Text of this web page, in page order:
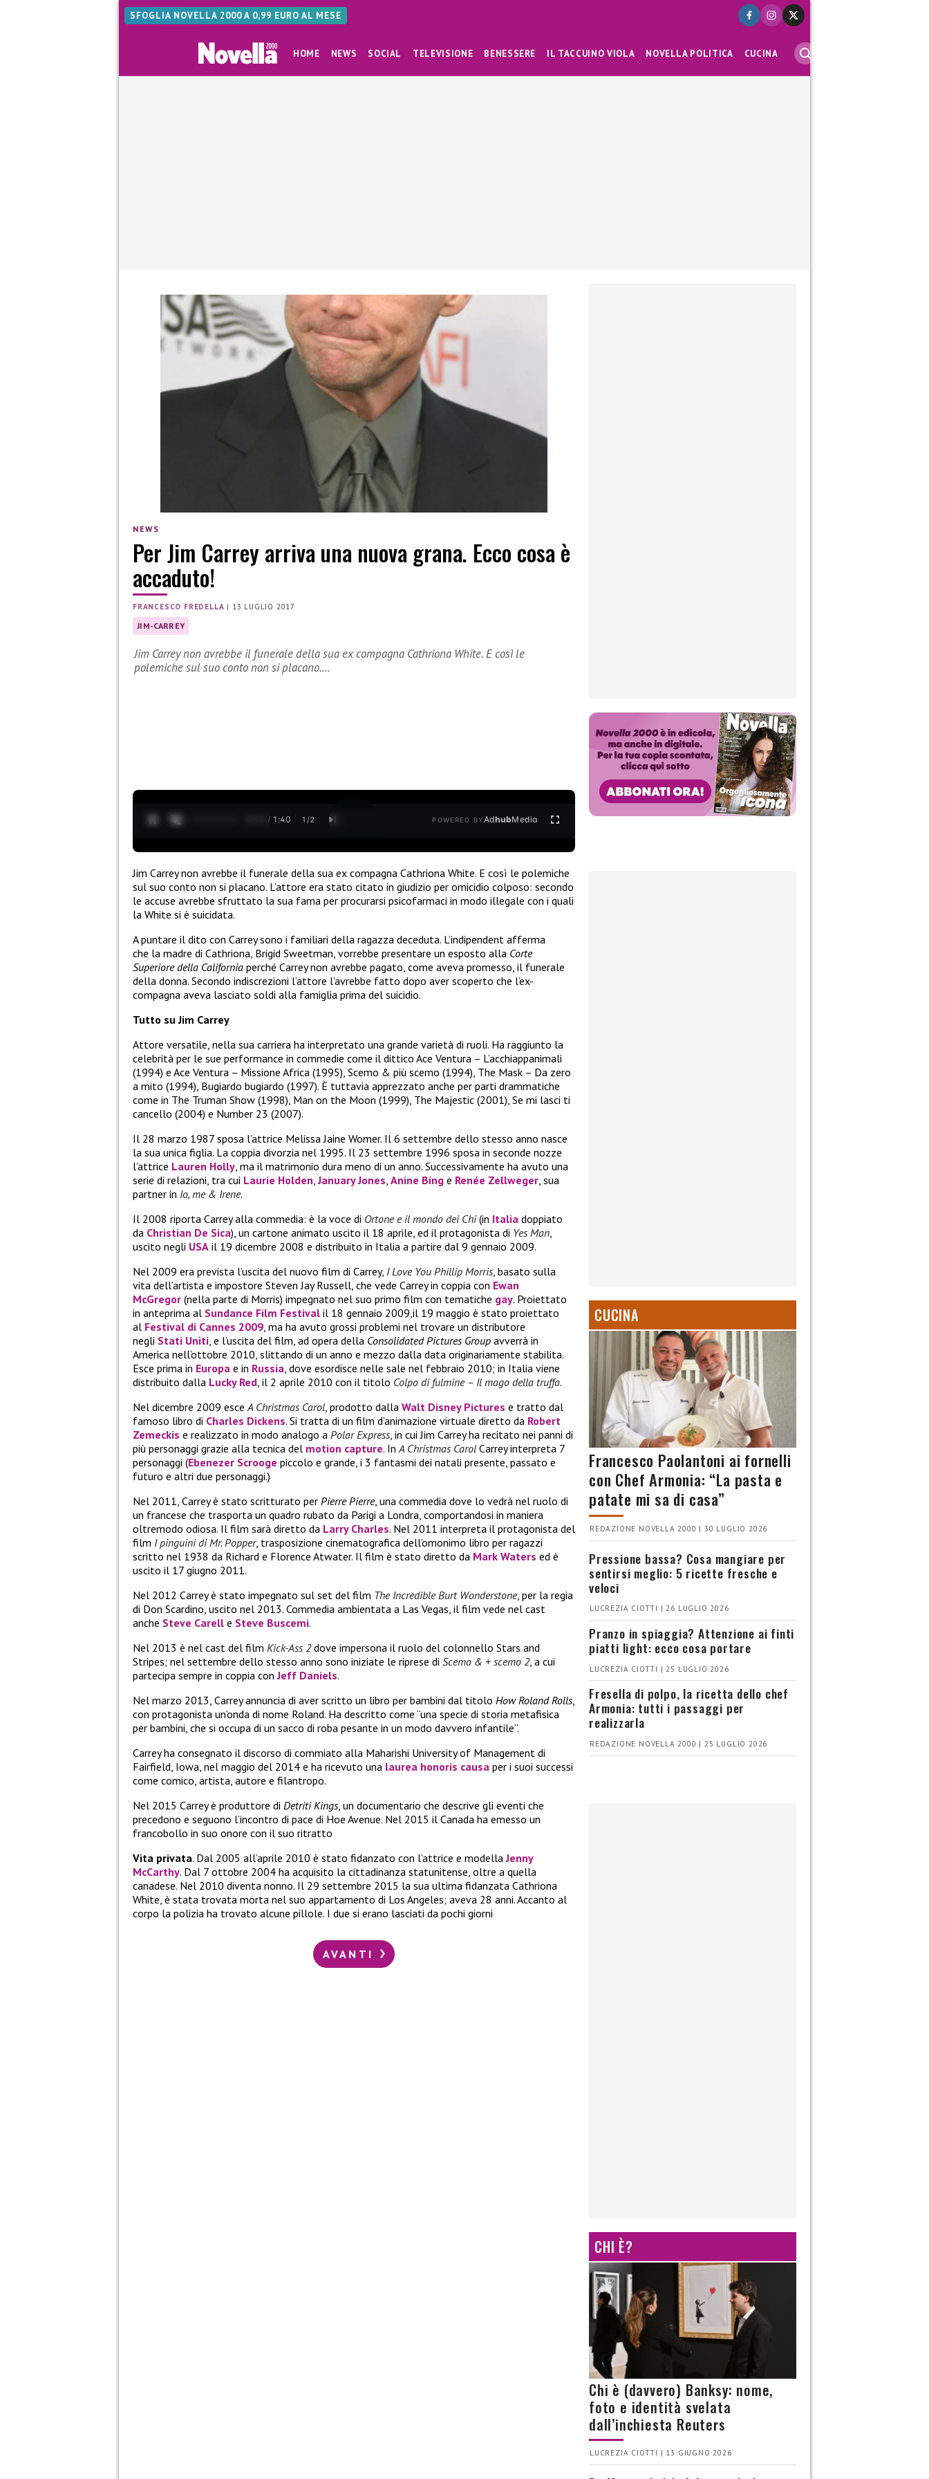
SFOGLIA NOVELLA 2000 A 0,99 EURO AL MESE
HOME NEWS SOCIAL TELEVISIONE BENESSERE IL TACCUINO VIOLA NOVELLA POLITICA CUCINA
NEWS
Per Jim Carrey arriva una nuova grana. Ecco cosa è
accaduto!
FRANCESCO FREDELLA | 13 LUGLIO 2017
JIM-CARREY
Jim Carrey non avrebbe il funerale della sua ex compagna Cathriona White. E così le
polemiche sul suo conto non si placano.…
0:13 / 1:40 1 /2 POWERED BYAdhubMedia
Jim Carrey non avrebbe il funerale della sua ex compagna Cathriona White. E così le polemiche
sul suo conto non si placano. L’attore era stato citato in giudizio per omicidio colposo: secondo
le accuse avrebbe sfruttato la sua fama per procurarsi psicofarmaci in modo illegale con i quali
la White si è suicidata.
A puntare il dito con Carrey sono i familiari della ragazza deceduta. L’indipendent afferma
che la madre di Cathriona, Brigid Sweetman, vorrebbe presentare un esposto alla Corte
Superiore della California perché Carrey non avrebbe pagato, come aveva promesso, il funerale
della donna. Secondo indiscrezioni l’attore l’avrebbe fatto dopo aver scoperto che l’ex-
compagna aveva lasciato soldi alla famiglia prima del suicidio.
Tutto su Jim Carrey
Attore versatile, nella sua carriera ha interpretato una grande varietà di ruoli. Ha raggiunto la
celebrità per le sue performance in commedie come il dittico Ace Ventura – L’acchiappanimali
(1994) e Ace Ventura – Missione Africa (1995), Scemo & più scemo (1994), The Mask – Da zero
a mito (1994), Bugiardo bugiardo (1997). È tuttavia apprezzato anche per parti drammatiche
come in The Truman Show (1998), Man on the Moon (1999), The Majestic (2001), Se mi lasci ti
cancello (2004) e Number 23 (2007).
Il 28 marzo 1987 sposa l’attrice Melissa Jaine Womer. Il 6 settembre dello stesso anno nasce
la sua unica figlia. La coppia divorzia nel 1995. Il 23 settembre 1996 sposa in seconde nozze
l’attrice Lauren Holly , ma il matrimonio dura meno di un anno. Successivamente ha avuto una
serie di relazioni, tra cui Laurie Holden ,January Jones Anine Bing e Renée Zellweger , sua
partner in Io, me & Irene.
Il 2008 riporta Carrey alla commedia: è la voce di Ortone e il mondo dei Chi(in Italia doppiato
da Christian De Sica), un cartone animato uscito il 18 aprile, ed il protagonista di Yes Man
uscito negli USA il 19 dicembre 2008 e distribuito in Italia a partire dal 9 gennaio 2009.
Nel 2009 era prevista l’uscita del nuovo film di Carrey, I Love You Phillip Morris , basato sulla
vita dell’artista e impostore Steven Jay Russell, che vede Carrey in coppia con Ewan
McGregor (nella parte di Morris) impegnato nel suo primo film con tematiche gay. Proiettato
in anteprima al Sundance Film Festival il 18 gennaio 2009,il 19 maggio è stato proiettato
al Festival di Cannes 2009 , ma ha avuto grossi problemi nel trovare un distributore
negli Stati Uniti , e l’uscita del film, ad opera della Consolidated Pictures Group avverrà in
America nell’ottobre 2010, slittando di un anno e mezzo dalla data originariamente stabilita.
Esce prima in Europa e in Russia , dove esordisce nelle sale nel febbraio 2010; in Italia viene
distribuito dalla Lucky Red , il 2 aprile 2010 con il titolo Colpo di fulmine – Il mago della truffa.
Nel dicembre 2009 esce A Christmas Carol , prodotto dalla Walt Disney Pictures e tratto dal
famoso libro di Charles Dickens. Si tratta di un film d’animazione virtuale diretto da Robert
Zemeckis e realizzato in modo analogo a Polar Express , in cui Jim Carrey ha recitato nei panni di
più personaggi grazie alla tecnica del motion capture. In A Christmas Carol Carrey interpreta 7
personaggi (Ebenezer Scrooge piccolo e grande, i 3 fantasmi dei natali presente, passato e
futuro e altri due personaggi.)
Nel 2011, Carrey è stato scritturato per Pierre Pierre, una commedia dove lo vedrà nel ruolo di
un francese che trasporta un quadro rubato da Parigi a Londra, comportandosi in maniera
oltremodo odiosa. Il film sarà diretto da Larry Charles. Nel 2011 interpreta il protagonista del
film I pinguini di Mr. Popper, trasposizione cinematografica dell’omonimo libro per ragazzi
scritto nel 1938 da Richard e Florence Atwater. Il film è stato diretto da Mark Waters ed è
uscito il 17 giugno 2011.
Nel 2012 Carrey è stato impegnato sul set del film The Incredible Burt Wonderstone, per la regia
di Don Scardino, uscito nel 2013. Commedia ambientata a Las Vegas, il film vede nel cast
anche Steve Carell e Steve Buscemi.
Nel 2013 è nel cast del film Kick-Ass 2dove impersona il ruolo del colonnello Stars and
Stripes; nel settembre dello stesso anno sono iniziate le riprese di Scemo & + scemo 2, a cui
partecipa sempre in coppia conJeff Daniels.
Nel marzo 2013, Carrey annuncia di aver scritto un libro per bambini dal titolo How Roland Rolls,
con protagonista un’onda di nome Roland. Ha descritto come “una specie di storia metafisica
per bambini, che si occupa di un sacco di roba pesante in un modo davvero infantile”.
Carrey ha consegnato il discorso di commiato alla Maharishi University of Management di
Fairfield, Iowa, nel maggio del 2014 e ha ricevuto una laurea honoris causa per i suoi successi
come comico, artista, autore e filantropo.
Nel 2015 Carrey è produttore di Detriti Kings, un documentario che descrive gli eventi che
precedono e seguono l’incontro di pace di Hoe Avenue. Nel 2015 il Canada ha emesso un
francobollo in suo onore con il suo ritratto
Vita privata. Dal 2005 all’aprile 2010 è stato fidanzato con l’attrice e modellaJenny
McCarthy. Dal 7 ottobre 2004 ha acquisito la cittadinanza statunitense, oltre a quella
canadese. Nel 2010 diventa nonno. Il 29 settembre 2015 la sua ultima fidanzata Cathriona
White, è stata trovata morta nel suo appartamento di Los Angeles; aveva 28 anni. Accanto al
corpo la polizia ha trovato alcune pillole. I due si erano lasciati da pochi giorni
AVANTI
CUCINA
Francesco Paolantoni ai fornelli
con Chef Armonia: “La pasta e
patate mi sa di casa”
REDAZIONE NOVELLA 2000 | 30 LUGLIO 2026
Pressione bassa? Cosa mangiare per
sentirsi meglio: 5 ricette fresche e
veloci
LUCREZIA CIOTTI | 26 LUGLIO 2026
Pranzo in spiaggia? Attenzione ai finti
piatti light: ecco cosa portare
LUCREZIA CIOTTI | 25 LUGLIO 2026
Fresella di polpo, la ricetta dello chef
Armonia: tutti i passaggi per
realizzarla
REDAZIONE NOVELLA 2000 | 25 LUGLIO 2026
CHI È?
Chi è (davvero) Banksy: nome,
foto e identità svelata
dall’inchiesta Reuters
LUCREZIA CIOTTI | 13 GIUGNO 2026